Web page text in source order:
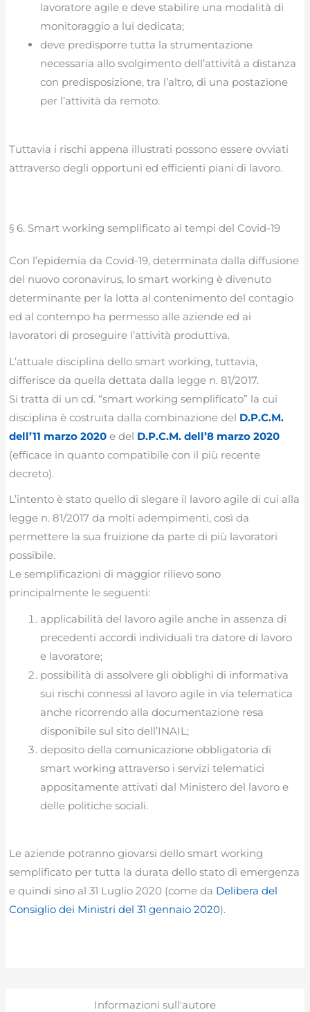
lavoratore agile e deve stabilire una modalità di
monitoraggio a lui dedicata;
deve predisporre tutta la strumentazione
necessaria allo svolgimento dell’attività a distanza
con predisposizione, tra l’altro, di una postazione
per l’attività da remoto.
Tuttavia i rischi appena illustrati possono essere ovviati
attraverso degli opportuni ed efficienti piani di lavoro.
§ 6. Smart working semplificato ai tempi del Covid-19
Con l’epidemia da Covid-19, determinata dalla diffusione
del nuovo coronavirus, lo smart working è divenuto
determinante per la lotta al contenimento del contagio
ed al contempo ha permesso alle aziende ed ai
lavoratori di proseguire l’attività produttiva.
L’attuale disciplina dello smart working, tuttavia,
differisce da quella dettata dalla legge n. 81/2017.
Si tratta di un cd. “smart working semplificato” la cui
disciplina è costruita dalla combinazione del D.P.C.M.
dell’11 marzo 2020 e del D.P.C.M. dell’8 marzo 2020
(efficace in quanto compatibile con il più recente
decreto).
L’intento è stato quello di slegare il lavoro agile di cui alla
legge n. 81/2017 da molti adempimenti, così da
permettere la sua fruizione da parte di più lavoratori
possibile.
Le semplificazioni di maggior rilievo sono
principalmente le seguenti:
applicabilità del lavoro agile anche in assenza di
precedenti accordi individuali tra datore di lavoro
e lavoratore;
possibilità di assolvere gli obblighi di informativa
sui rischi connessi al lavoro agile in via telematica
anche ricorrendo alla documentazione resa
disponibile sul sito dell’INAIL;
deposito della comunicazione obbligatoria di
smart working attraverso i servizi telematici
appositamente attivati dal Ministero del lavoro e
delle politiche sociali.
Le aziende potranno giovarsi dello smart working
semplificato per tutta la durata dello stato di emergenza
e quindi sino al 31 Luglio 2020 (come da Delibera del
Consiglio dei Ministri del 31 gennaio 2020).
Informazioni sull'autore